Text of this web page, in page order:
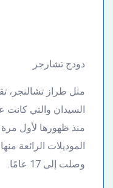
دودج تشارجر
مثل طراز تشالنجر،
السيدان والتي كانت
الموديلات الرائعة
وصلت إلى 17 عامًا.